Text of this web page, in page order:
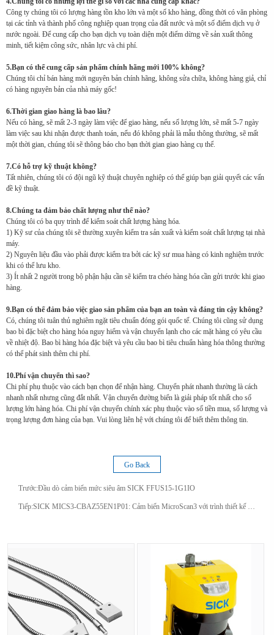
Công ty chúng tôi có lượng hàng tồn kho lớn và một số kho hàng, đồng thời có văn phòng
tại các tỉnh và thành phố công nghiệp quan trọng của đất nước và một số điểm dịch vụ ở
nước ngoài. Để cung cấp cho bạn dịch vụ toàn diện một điểm dừng về sản xuất thông
minh, tiết kiệm công sức, nhân lực và chi phí.
5.Bạn có thể cung cấp sản phẩm chính hãng mới 100% không?
Chúng tôi chỉ bán hàng mới nguyên bản chính hãng, không sửa chữa, không hàng giả, chỉ
có hàng nguyên bản của nhà máy gốc!
6.Thời gian giao hàng là bao lâu?
Nếu có hàng, sẽ mất 2-3 ngày làm việc để giao hàng, nếu số lượng lớn, sẽ mất 5-7 ngày
làm việc sau khi nhận được thanh toán, nếu đó không phải là mẫu thông thường, sẽ mất
một thời gian, chúng tôi sẽ thông báo cho bạn thời gian giao hàng cụ thể.
7.Có hỗ trợ kỹ thuật không?
Tất nhiên, chúng tôi có đội ngũ kỹ thuật chuyên nghiệp có thể giúp bạn giải quyết các vấn
đề kỹ thuật.
8.Chúng ta đảm bảo chất lượng như thế nào?
Chúng tôi có ba quy trình để kiểm soát chất lượng hàng hóa.
1) Kỹ sư của chúng tôi sẽ thường xuyên kiểm tra sản xuất và kiểm soát chất lượng tại nhà
máy.
2) Nguyên liệu đầu vào phải được kiểm tra bởi các kỹ sư mua hàng có kinh nghiệm trước
khi có thể lưu kho.
3) Ít nhất 2 người trong bộ phận hậu cần sẽ kiểm tra chéo hàng hóa cần gửi trước khi giao
hàng.
9.Bạn có thể đảm bảo việc giao sản phẩm của bạn an toàn và đáng tin cậy không?
Có, chúng tôi tuân thủ nghiêm ngặt tiêu chuẩn đóng gói quốc tế. Chúng tôi cũng sử dụng
bao bì đặc biệt cho hàng hóa nguy hiểm và vận chuyển lạnh cho các mặt hàng có yêu cầu
về nhiệt độ. Bao bì hàng hóa đặc biệt và yêu cầu bao bì tiêu chuẩn hàng hóa thông thường
có thể phát sinh thêm chi phí.
10.Phí vận chuyển thì sao?
Chi phí phụ thuộc vào cách bạn chọn để nhận hàng. Chuyển phát nhanh thường là cách
nhanh nhất nhưng cũng đắt nhất. Vận chuyển đường biển là giải pháp tốt nhất cho số
lượng lớn hàng hóa. Chi phí vận chuyển chính xác phụ thuộc vào số tiền mua, số lượng và
trọng lượng đơn hàng của bạn. Vui lòng liên hệ với chúng tôi để biết thêm thông tin.
Go Back
Trước:Đầu dò cảm biến mức siêu âm SICK FFUS15-1G1IO
Tiếp:SICK MICS3-CBAZ55EN1P01: Cảm biến MicroScan3 với trình thiết kế an toàn